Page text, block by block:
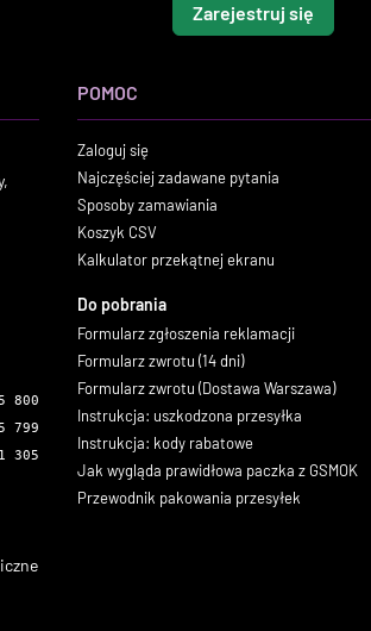
Zarejestruj się
800
799
305
POMOC
Zaloguj się
Najczęściej zadawane pytania
Sposoby zamawiania
Koszyk CSV
Kalkulator przekątnej ekranu
Do pobrania
Formularz zgłoszenia reklamacji
Formularz zwrotu (14 dni)
Formularz zwrotu (Dostawa Warszawa)
Instrukcja: uszkodzona przesyłka
Instrukcja: kody rabatowe
Jak wygląda prawidłowa paczka z GSMOK
Przewodnik pakowania przesyłek